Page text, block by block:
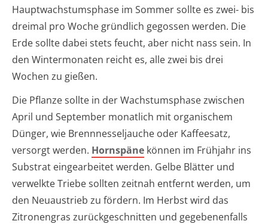
Hauptwachstumsphase im Sommer sollte es zwei- bis
dreimal pro Woche gründlich gegossen werden. Die
Erde sollte dabei stets feucht, aber nicht nass sein. In
den Wintermonaten reicht es, alle zwei bis drei
Wochen zu gießen.
Die Pflanze sollte in der Wachstumsphase zwischen
April und September monatlich mit organischem
Dünger, wie Brennnesseljauche oder Kaffeesatz,
versorgt werden. Hornspäne können im Frühjahr ins
Substrat eingearbeitet werden. Gelbe Blätter und
verwelkte Triebe sollten zeitnah entfernt werden, um
den Neuaustrieb zu fördern. Im Herbst wird das
Zitronengras zurückgeschnitten und gegebenenfalls